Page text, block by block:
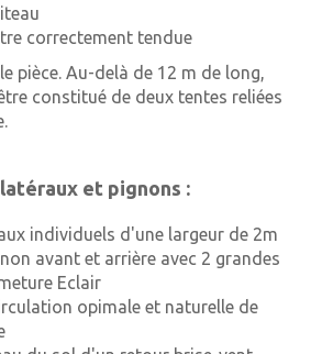
correctement tendue
pièce. Au-delà de 12 m de long,
constitué de deux tentes reliées
et pignons :
individuels d'une largeur de 2m
avant et arrière avec 2 grandes
Eclair
opimale et naturelle de